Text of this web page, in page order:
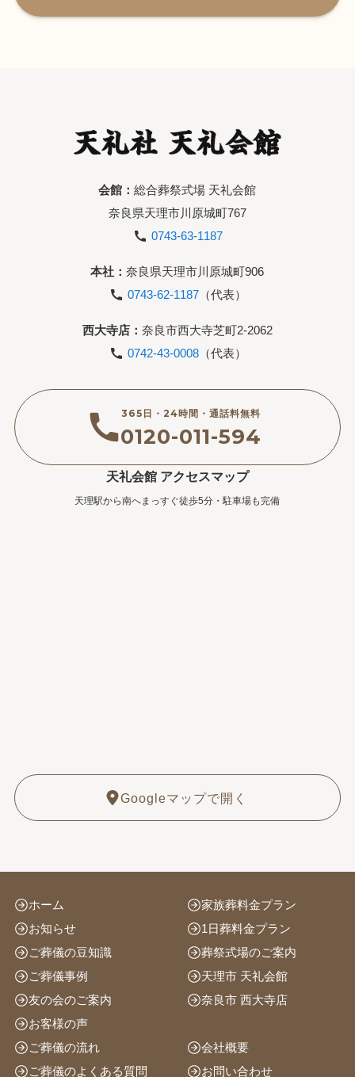
会館：総合葬祭式場 天礼会館
奈良県天理市川原城町767
0743-63-1187
本社：奈良県天理市川原城町906
0743-62-1187（代表）
西大寺店： 奈良市西大寺芝町2-2062
0742-43-0008（代表）
365日・24時間・通話料無料
0120-011-594
天礼会館 アクセスマップ
天理駅から南へまっすぐ徒歩5分・駐車場も完備
Googleマップで開く
ホーム
お知らせ
ご葬儀の豆知識
ご葬儀事例
友の会のご案内
お客様の声
家族葬料金プラン
1日葬料金プラン
葬祭式場のご案内
天理市 天礼会館
奈良市 西大寺店
ご葬儀の流れ
ご葬儀のよくある質問
会社概要
お問い合わせ